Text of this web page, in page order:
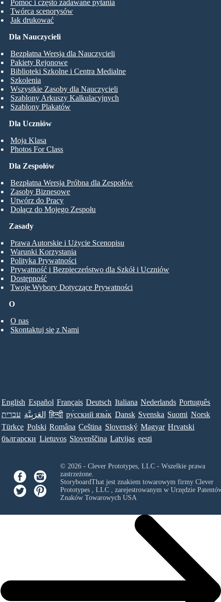
Pomoc i często zadawane pytania
Twórca scenorysów
Jak drukować
Dla Uczniów
Moja Klasa
Photos For Class
Dla Nauczycieli
Bezpłatna Wersja dla Nauczycieli
Pakiety Rejonowe
Biblioteki Szkolne i Centra Medialne
Szkolenia
Wszystkie Zasoby dla Nauczycieli
Szablony Arkuszy Kalkulacyjnych
Szablony Plakatów
Dla Zespołów
Bezpłatna Wersja Próbna dla Zespołów
Zasoby Biznesowe
Utwórz do Pracy
Dołącz do Mojego Zespołu
O
O nas
Skontaktuj się z Nami
Zasady
Prawa Autorskie i Użycie Scenopisu
Warunki Korzystania
Polityka Prywatności
Prywatność i Bezpieczeństwo dla Szkół i Uczniów
Dostępność
Twoje Wybory Dotyczące Prywatności
English Español Français Deutsch Italiana Nederlands Português
עברית العَرَبِيَّة हिन्दी ру́сский язы́к Dansk Svenska Suomi Norsk
Türkçe Polski Româna Ceština Slovenský Magyar Hrvatski
български Lietuvos Slovenščina Latvijas eesti
© 2026 - Clever Prototypes, LLC - Wszelkie prawa
zastrzeżone.
StoryboardThat jest znakiem towarowym firmy Clever
Prototypes , LLC, zarejestrowanym w Urzędzie
Znaków Towarowych USA